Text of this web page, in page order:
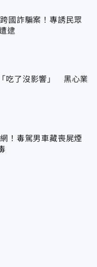
國詐騙案！專誘民眾
逮
吃了沒影響」 黑心業
！毒駕男車藏喪屍煙